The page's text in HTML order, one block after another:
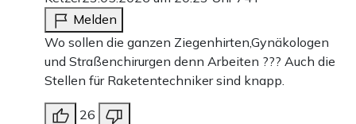
Melden
Wo sollen die ganzen Ziegenhirten,Gynäkologen
und Straßenchirurgen denn Arbeiten ??? Auch die
Stellen für Raketentechniker sind knapp.
26